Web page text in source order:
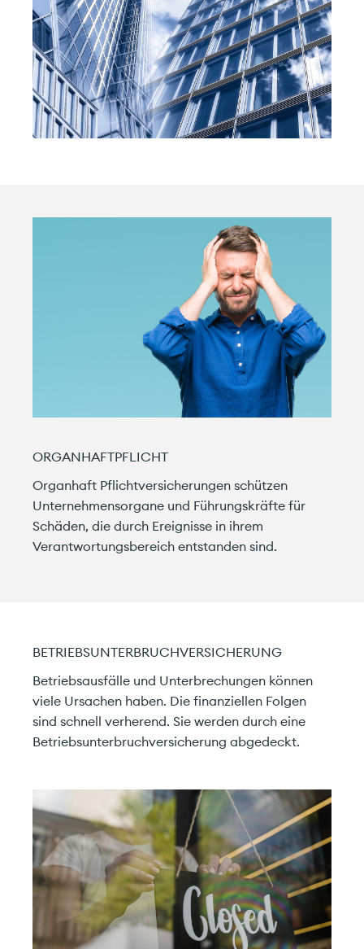
ORGANHAFTPFLICHT
Organhaft Pflichtversicherungen schützen
Unternehmensorgane und Führungskräfte für
Schäden, die durch Ereignisse in ihrem
Verantwortungsbereich entstanden sind.
BETRIEBSUNTERBRUCHVERSICHERUNG
Betriebsausfälle und Unterbrechungen können
viele Ursachen haben. Die finanziellen Folgen
sind schnell verherend. Sie werden durch eine
Betriebsunterbruchversicherung abgedeckt.